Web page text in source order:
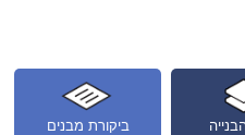
ביקורת מבנים